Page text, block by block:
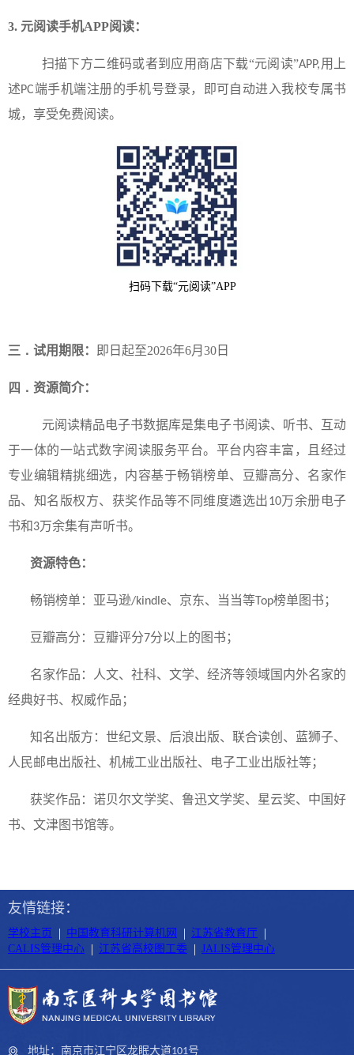
3. 元阅读手机APP阅读：
扫描下方二维码或者到应用商店下载“元阅读”APP,用上
述PC端手机端注册的手机号登录，即可自动进入我校专属书
城，享受免费阅读。
扫码下载“元阅读”APP
三． 试用期限： 即日起至2026年6月30日
四． 资源简介：
元阅读精品电子书数据库是集电子书阅读、听书、互动
于一体的一站式数字阅读服务平台。平台内容丰富，且经过
专业编辑精挑细选，内容基于畅销榜单、豆瓣高分、名家作
品、知名版权方、获奖作品等不同维度遴选出10万余册电子
书和3万余集有声听书。
资源特色：
畅销榜单：亚马逊/kindle、京东、当当等 Top榜单图书；
豆瓣高分：豆瓣评分7分以上的图书；
名家作品：人文、社科、文学、经济等领域国内外名家的
经典好书、权威作品；
知名出版方：世纪文景、后浪出版、联合读创、蓝狮子、
人民邮电出版社、机械工业出版社、电子工业出版社等；
获奖作品：诺贝尔文学奖、鲁迅文学奖、星云奖、中国好
书、文津图书馆等。
友情链接：
学校主页 | 中国教育科研计算机网 | 江苏省教育厅 |
CALIS管理中心 | 江苏省高校图工委 | JALIS管理中心
地址：南京市江宁区龙眠大道101号